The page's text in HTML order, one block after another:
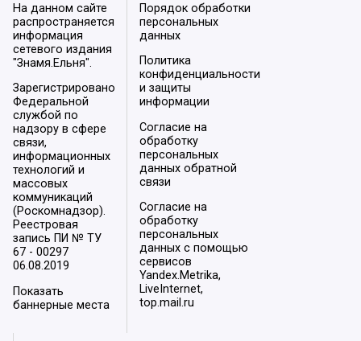
На данном сайте
распространяется
информация
сетевого издания
"Знамя.Ельня".
Зарегистрировано
Федеральной
службой по
надзору в сфере
связи,
информационных
технологий и
массовых
коммуникаций
(Роскомнадзор).
Реестровая
запись ПИ № ТУ
67 - 00297
06.08.2019
Показать
баннерные места
Порядок обработки
персональных
данных
Политика
конфиденциальности
и защиты
информации
Согласие на
обработку
персональных
данных обратной
связи
Согласие на
обработку
персональных
данных с помощью
сервисов
Yandex.Metrika,
LiveInternet,
top.mail.ru